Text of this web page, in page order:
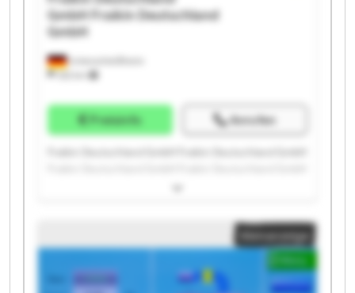
Unterschleißheim
332 km
GmbHFraikin Deutschland
GmbH
Preisinfo Anrufen
Fraikin Deutschland GmbH Fraikin Deutschland GmbH
Fraikin Deutschland GmbH Fraikin Deutschland GmbH
Fraikin Deutschland GmbH Fraikin Deutschland GmbH
Fraikin Deutschland GmbH Fraikin Deutschland GmbH
Fraikin Deutschland GmbH Fraikin Deutschland GmbH
Fraikin Deutschland GmbH Fraikin Deutschland GmbH
Kleinanzeige